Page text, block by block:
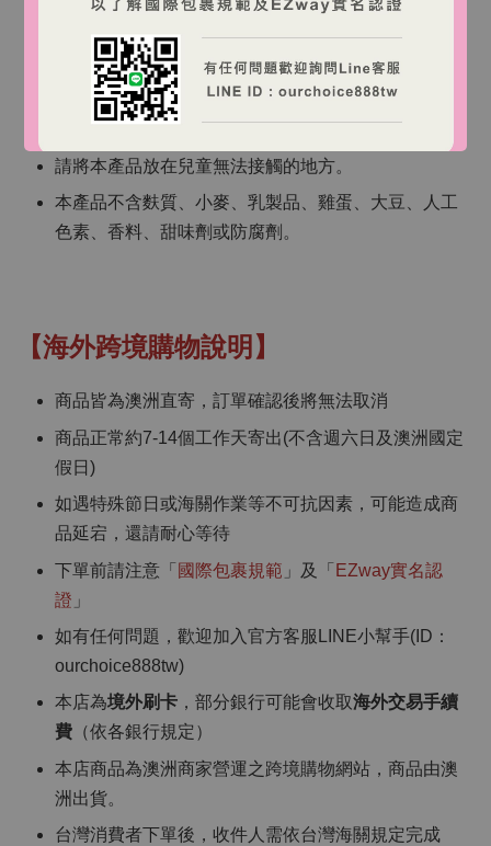
超過 150 微克。
請勿超過建議劑量。
如有健康問題，使用前請諮詢醫療保健專業人員。
請將本產品放在兒童無法接觸的地方。
本產品不含麩質、小麥、乳製品、雞蛋、大豆、人工
色素、香料、甜味劑或防腐劑。
【海外跨境購物說明】
商品皆為澳洲直寄，訂單確認後將無法取消
商品正常約7-14個工作天寄出(不含週六日及澳洲國定
假日)
如遇特殊節日或海關作業等不可抗因素，可能造成商
品延宕，還請耐心等待
下單前請注意「 國際包裹規範 」及「 EZway實名認
證 」
如有任何問題，歡迎加入官方客服LINE小幫手(ID：
ourchoice888tw)
本店為境外刷卡 ，部分銀行可能會收取海外交易手續
費 （依各銀行規定）
本店商品為澳洲商家營運之跨境購物網站，商品由澳
洲出貨。
台灣消費者下單後，收件人需依台灣海關規定完成